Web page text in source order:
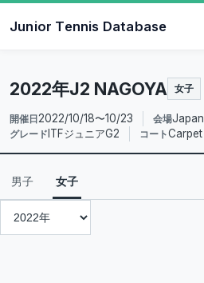
Junior Tennis Database
2022年J2 NAGOYA 女子
開催日 2022/10/18〜10/23 会場Japan
グレード ITFジュニアG2 コートCarpet
男子 女子